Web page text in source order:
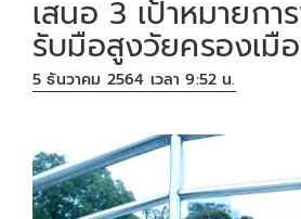
เสนอ 3 เป้าหมายก
รับมือสูงวัยครองเมื
5 ธันวาคม 2564 เวลา 9:52 น.